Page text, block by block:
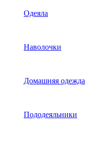
Одеяла
Наволочки
Домашняя одежда
Пододеяльники